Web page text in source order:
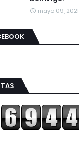
mayo 09, 2021